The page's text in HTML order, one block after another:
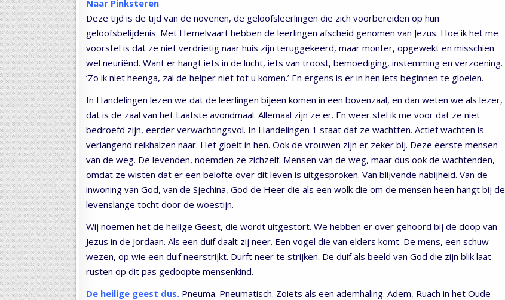
Naar Pinksteren
Deze tijd is de tijd van de novenen, de geloofsleerlingen die zich voorbereiden op hun
geloofsbelijdenis. Met Hemelvaart hebben de leerlingen afscheid genomen van Jezus. Hoe ik het me
voorstel is dat ze niet verdrietig naar huis zijn teruggekeerd, maar monter, opgewekt en misschien
wel neuriënd. Want er hangt iets in de lucht, iets van troost, bemoediging, instemming en verzoening.
‘Zo ik niet heenga, zal de helper niet tot u komen.’ En ergens is er in hen iets beginnen te gloeien.
In Handelingen lezen we dat de leerlingen bijeen komen in een bovenzaal, en dan weten we als lezer,
dat is de zaal van het Laatste avondmaal. Allemaal zijn ze er. En weer stel ik me voor dat ze niet
bedroefd zijn, eerder verwachtingsvol. In Handelingen 1 staat dat ze wachtten. Actief wachten is
verlangend reikhalzen naar. Het gloeit in hen. Ook de vrouwen zijn er zeker bij. Deze eerste mensen
van de weg. De levenden, noemden ze zichzelf. Mensen van de weg, maar dus ook de wachtenden,
omdat ze wisten dat er een belofte over dit leven is uitgesproken. Van blijvende nabijheid. Van de
inwoning van God, van de Sjechina, God de Heer die als een wolk die om de mensen heen hangt bij de
levenslange tocht door de woestijn.
Wij noemen het de heilige Geest, die wordt uitgestort. We hebben er over gehoord bij de doop van
Jezus in de Jordaan. Als een duif daalt zij neer. Een vogel die van elders komt. De mens, een schuw
wezen, op wie een duif neerstrijkt. Durft neer te strijken. De duif als beeld van God die zijn blik laat
rusten op dit pas gedoopte mensenkind.
De heilige geest dus. Pneuma. Pneumatisch. Zoiets als een ademhaling. Adem, Ruach in het Oude